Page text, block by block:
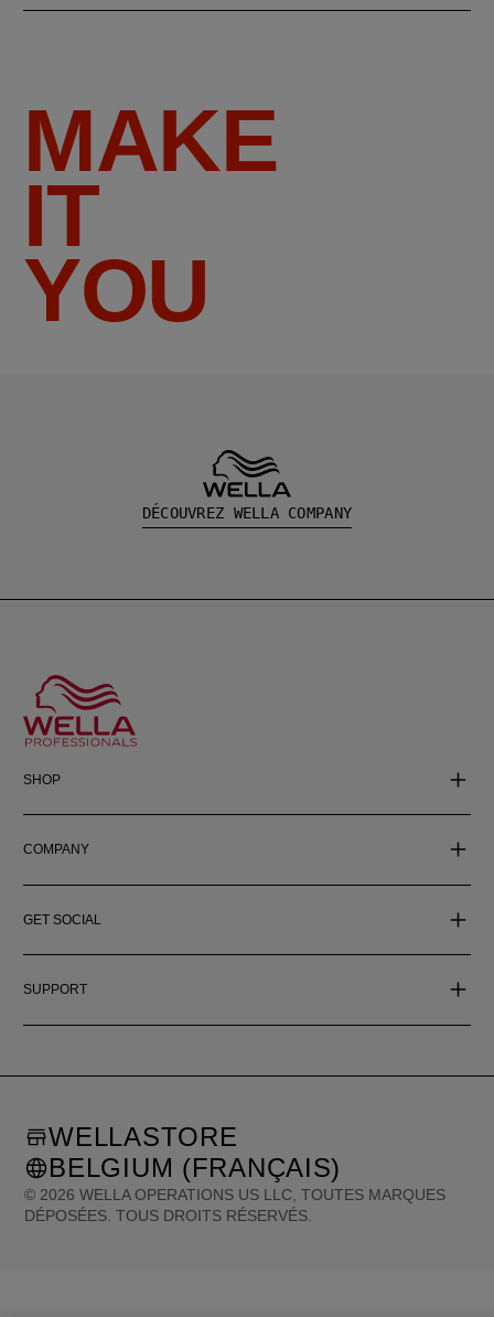
MAKE
IT
YOU
DÉCOUVREZ WELLA COMPANY
SHOP
COMPANY
GET SOCIAL
SUPPORT
© 2026 WELLA OPERATIONS US LLC, TOUTES MARQUES
DÉPOSÉES. TOUS DROITS RÉSERVÉS.
WELLASTORE
BELGIUM (FRANÇAIS)